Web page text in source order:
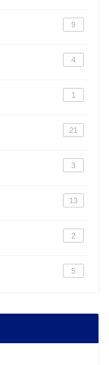
9
4
1
21
3
13
2
5